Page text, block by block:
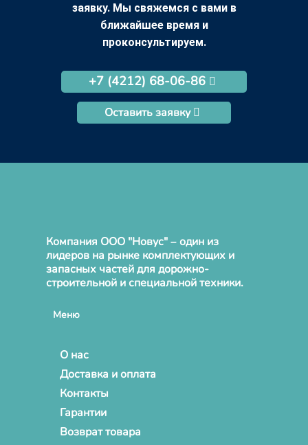
заявку. Мы свяжемся с вами в
ближайшее время и
проконсультируем.
+7 (4212) 68-06-86
Оставить заявку
Компания ООО "Новус" – один из
лидеров на рынке комплектующих и
запасных частей для дорожно-
строительной и специальной техники.
Меню
О нас
Доставка и оплата
Контакты
Гарантии
Возврат товара